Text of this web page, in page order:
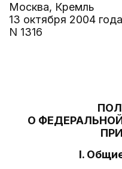
Москва, Кремль
13 октября 2004 года
N 1316
О
I.